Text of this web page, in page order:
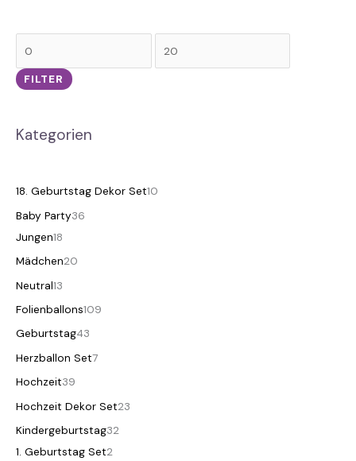
FILTER
Kategorien
18. Geburtstag Dekor Set10
Baby Party36
Jungen18
Mädchen20
Neutral13
Folienballons109
Geburtstag43
Herzballon Set7
Hochzeit39
Hochzeit Dekor Set23
Kindergeburtstag32
1. Geburtstag Set2